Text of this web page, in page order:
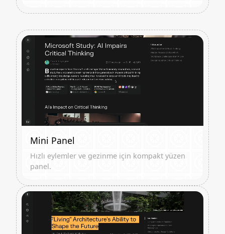
Mini Panel
Hızlı eylemler ve gezinme için kompakt yüzen
panel.